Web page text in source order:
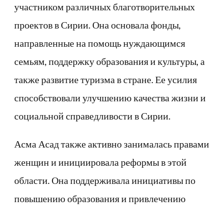
участником различных благотворительных
проектов в Сирии. Она основала фонды,
направленные на помощь нуждающимся
семьям, поддержку образования и культуры, а
также развитие туризма в стране. Ее усилия
способствовали улучшению качества жизни и
социальной справедливости в Сирии.
Асма Асад также активно занималась правами
женщин и инициировала реформы в этой
области. Она поддерживала инициативы по
повышению образования и привлечению